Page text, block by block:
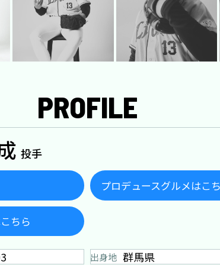
PROFILE
投手
プロデュースグルメはこ
ちら
出身地 群馬県